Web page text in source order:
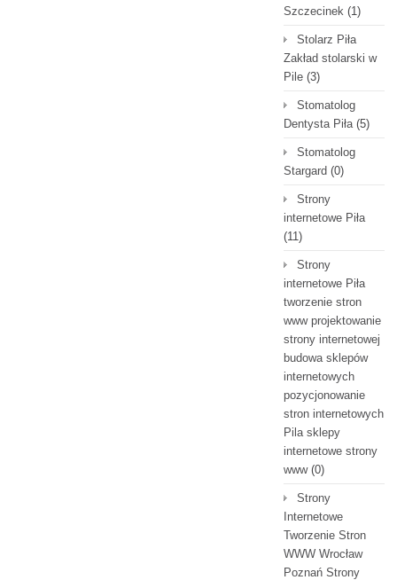
Szczecinek (1)
Stolarz Piła
Zakład stolarski w
Pile (3)
Stomatolog
Dentysta Piła(5)
Stomatolog
Stargard (0)
Strony
internetowe Piła
(11)
Strony
internetowe Piła
tworzenie stron
www projektowanie
strony internetowej
budowa sklepów
internetowych
pozycjonowanie
stron internetowych
Pila sklepy
internetowe strony
www(0)
Strony
Internetowe
Tworzenie Stron
WWW Wrocław
Poznań Strony